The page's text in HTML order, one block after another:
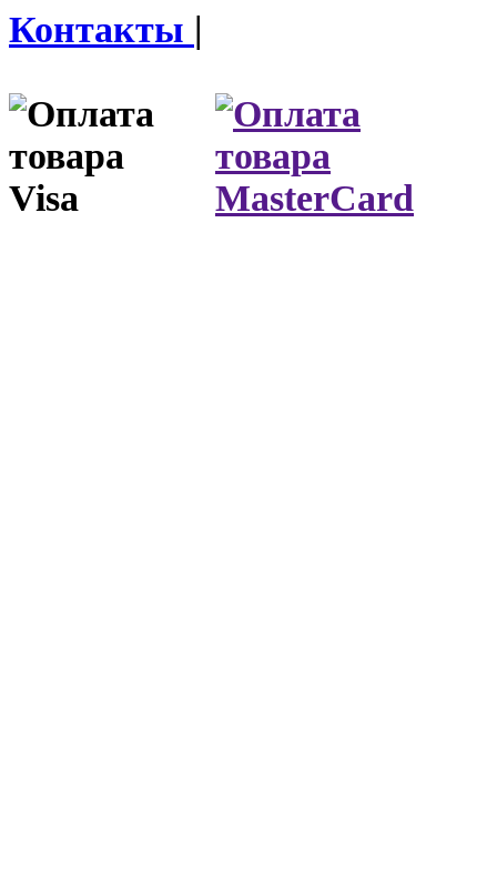
Контакты |